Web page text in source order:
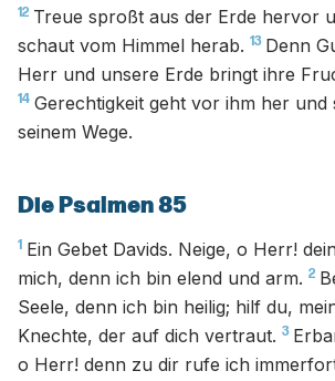
12 Treue sproßt aus der Erde hervor
schaut vom Himmel herab. 13 Denn
Herr und unsere Erde bringt ihre
14 Gerechtigkeit geht vor ihm her
seinem Wege.
Die Psalmen 85
1 Ein Gebet Davids. Neige, o Herr!
mich, denn ich bin elend und arm. 2
Seele, denn ich bin heilig; hilf du,
Knechte, der auf dich vertraut. 3
o Herr! denn zu dir rufe ich